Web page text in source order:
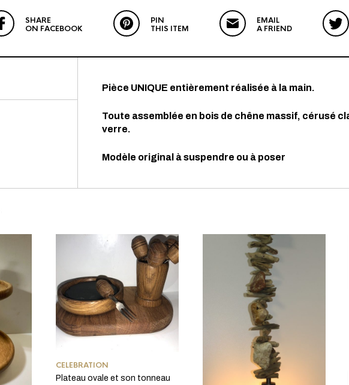
SHARE
ON FACEBOOK
PIN
THIS ITEM
EMAIL
A FRIEND
Pièce UNIQUE entièrement réalisée à la main.
Toute assemblée en bois de chêne massif, cérusé
verre.
Modèle original à suspendre ou à poser
CELEBRATION
Plateau ovale et son tonneau